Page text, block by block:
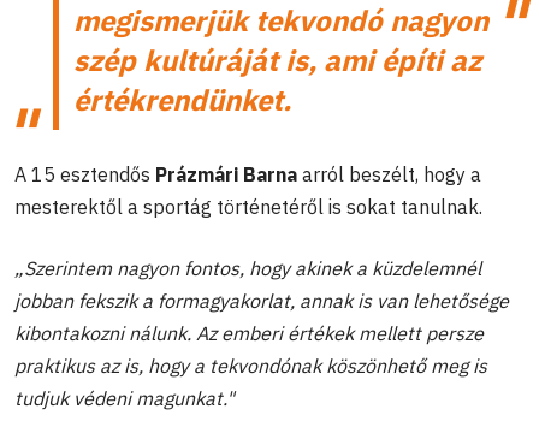
megismerjük tekvondó nagyon
szép kultúráját is, ami építi az
értékrendünket.
A 15 esztendős Prázmári Barna arról beszélt, hogy a
mesterektől a sportág történetéről is sokat tanulnak.
„Szerintem nagyon fontos, hogy akinek a küzdelemnél
jobban fekszik a formagyakorlat, annak is van lehetősége
kibontakozni nálunk. Az emberi értékek mellett persze
praktikus az is, hogy a tekvondónak köszönhető meg is
tudjuk védeni magunkat."